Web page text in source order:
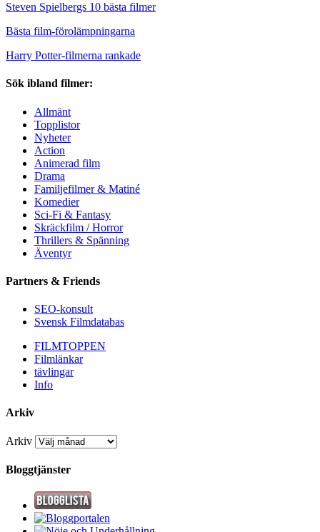
Steven Spielbergs 10 bästa filmer
Bästa film-förolämpningarna
Harry Potter-filmerna rankade
Sök ibland filmer:
Allmänt
Topplistor
Nyheter
Action
Animerad film
Drama
Familjefilmer & Matiné
Komedier
Sci-Fi & Fantasy
Skräckfilm / Horror
Thrillers & Spänning
Äventyr
Partners & Friends
SEO-konsult
Svensk Filmdatabas
FILMTOPPEN
Filmlänkar
tävlingar
Info
Arkiv
Arkiv
Bloggtjänster